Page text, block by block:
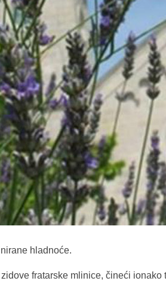
hladnoće.
fratarske mlinice, čineći ionako